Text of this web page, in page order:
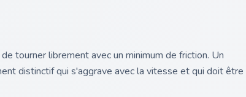
tourner librement avec un minimum de friction. Un
distinctif qui s'aggrave avec la vitesse et qui doit être